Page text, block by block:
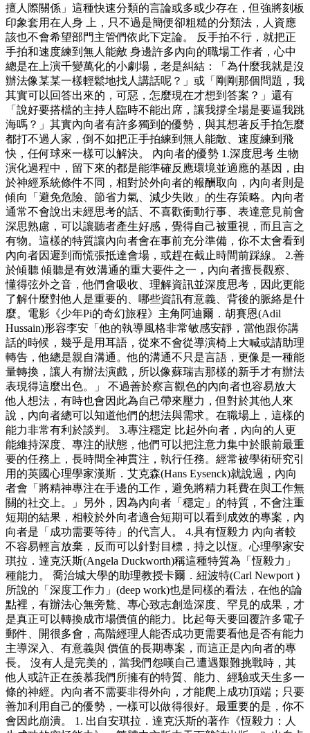
擅人際關係」這種快速分類的言論或多或少存在，但強將刻板
印象套用在人身 上，只不過是簡便卻粗糙的分類法，人資應
該也不會希望部門主管們依此下定論。 反手拍不行，就把正
手拍和速度練到無人能敵 身邊許多內向的職場工作者，心中
總是在上演千變萬化的小劇場，老是糾結：「為什麼我就是沒
辦法像某某一樣輕鬆地找人講話呢？」或「剛剛那個問題，我
其實可以回答出來的，可惡，怎麼現在才想到答案？」還有
「說好要搭檔的主持人臨時不能出席，讓我撐全場是要逼我跳
海嗎？」其實內向者有許多獨到的優勢，與其想著反手拍怎麼
都打不過人家，倒不如把正手拍練到無人能敵、速度練到飛
快，任何球來一樣可以解決。 內向者的優勢 1.深度思考 生物
演化過程中，留下來的都是能準確反應環境並適應的基因，由
於神經系統條件不同，相對於外向者的報酬取向，內向者則是
傾向「避免危險、節省力氣、減少失敗」的生存策略。內向者
通常不會說出未經思考的話、不喜歡衝動行事、表達意見前會
深思熟慮，可以讓聽者產生好感，覺得自己被重視，而且言之
有物。這樣的特質讓內向者會在事前充分準備，你不太會看到
內向者因遲到而慌張抵達會場，或趕在截止時間前踩線。 2.善
於傾聽 傾聽是有效溝通的重大要件之一，內向者擅長觀察、
懂得弦外之音，他們會吸收、理解資訊並深度思考，因此更能
了解什麼對他人是重要的、哪些資訊有意義、背後的脈絡是什
麼。電影《少年Pi的奇幻旅程》主角阿迪爾．胡賽恩(Adil
Hussain)形容李安「他的執導風格非常敏感安靜，當他跟你講
話的時候，幾乎是用耳語，從來不會從導演椅上大喊或請助理
轉告，他總是親自溝通。他的溝通不只是言語，更像是一種能
量轉換，讓人有辦法演戲，所以像蘇瑞吉那樣的新手才有辦法
表現得這麼出色。」 不過善於察言觀色的內向者也容易放大
他人想法，有時也會因此為自己帶來壓力，但對於其他人來
說，內向者總可以知道他們的想法與需求。在職場上，這樣的
能力非常有利於談判。 3.專注穩定 比起外向者，內向的人更
能維持深度、專注的狀態，他們可以把注意力集中於眼前最重
要的任務上，長時間全神貫注，執行任務。經常被學術研究引
用的英國心理學家漢斯．艾克森(Hans Eysenck)就說過，內向
者會「將精神專注在手邊的工作，避免將精力耗費在與工作無
關的社交上。」另外，因為內向者「穩定」的特質，不會注重
短期的結果，相較於外向者適合短期可以看到成效的專案，內
向者是「成功需要等待」的代言人。 4.具有恆毅力 內向者較
不容易輕言放棄，反而可以針對目標，持之以恆。心理學家安
琪拉．達克沃斯(Angela Duckworth)稱這種特質為「恆毅力」
種能力。 喬治城大學的助理教授卡爾．紐波特(Carl Newport )
所說的「深度工作力」(deep work)也是同樣的看法，在他的論
點裡，有辦法心無旁鶩、專心致志創造深度、罕見的成果，才
是真正可以轉換成市場價值的能力。比起每天要回覆許多電子
郵件、開很多會，高階經理人能否成功更需要看他是否有能力
主導深入、有意義與 價值的長期專案，而這正是內向者的專
長。 沒有人是完美的，當我們怨嘆自己遭遇艱難挑戰時，其
他人或許正在羨慕我們所擁有的特質、能力、經驗或天生多一
條的神經。內向者不需要非得外向，才能爬上成功頂端；只要
善加利用自己的優勢，一樣可以做得很好。最重要的是，你不
會因此崩潰。 1. 出自安琪拉．達克沃斯的著作《恆毅力：人